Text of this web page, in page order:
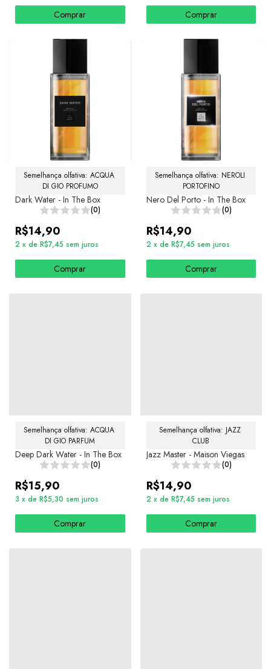
Comprar Comprar
Semelhança olfativa: ACQUA
DI GIO PROFUMO
Dark Water - In The Box
(0)
R$14,90
2 x de R$7,45 sem juros
Comprar
Semelhança olfativa: NEROLI
PORTOFINO
Nero Del Porto - In The Box
(0)
R$14,90
2 x de R$7,45 sem juros
Comprar
Semelhança olfativa: ACQUA
DI GIO PARFUM
Deep Dark Water - In The Box
(0)
R$15,90
3 x de R$5,30 sem juros
Comprar
Semelhança olfativa: JAZZ
CLUB
Jazz Master - Maison Viegas
(0)
R$14,90
2 x de R$7,45 sem juros
Comprar